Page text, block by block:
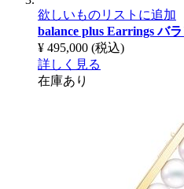
欲しいものリストに追加
balance plus Earringsバ
¥ 495,000 (税込)
詳しく見る
在庫あり